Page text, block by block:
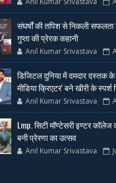
संघर्षों की तपिश से निकली सफलता
गुप्ता की प्रेरक कहानी
Anil Kumar Srivastava
डिजिटल दुनिया में दमदार दस्तक
मीडिया क्रिएटर' बने खीरी के स्पर्श
Anil Kumar Srivastava
Lmp. सिटी मॉण्टेसरी इण्टर कॉलेज
बनी प्रेरणा का उत्सव
Anil Kumar Srivastava